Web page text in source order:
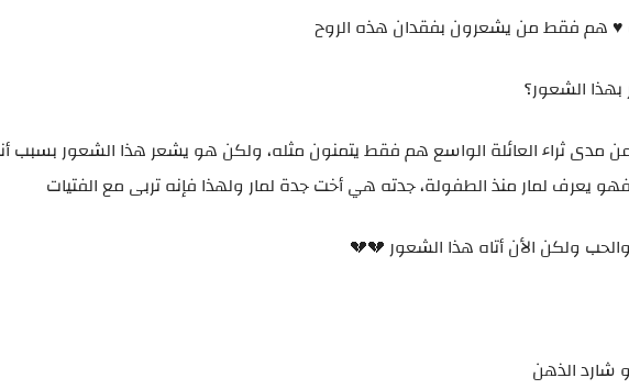
♥ هم فقط من يشعرون بفقدان هذه الروح
الشعور؟
عن مدى ثراء العائلة الواسع هم فقط يتمنون مثله، ولكن هو يشعر هذا الشعور بسبب
يعرف لمار منذ الطفولة، جدته هي أخت جدة لمار ولهذا فإنه تربى مع الفتيات
ولكن الأن أتاه هذا الشعور 💔💔
الذهن